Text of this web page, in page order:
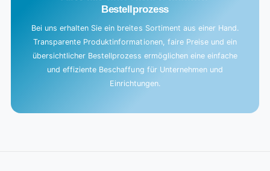
Bestellprozess
Bei uns erhalten Sie ein breites Sortiment aus einer Hand.
Transparente Produktinformationen, faire Preise und ein
übersichtlicher Bestellprozess ermöglichen eine einfache
und effiziente Beschaffung für Unternehmen und
Einrichtungen.